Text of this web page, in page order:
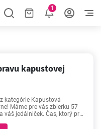
1
kapustovej
kategórie Kapustová
Máme pre vás zbierku 57
váš jedálniček. Čas, ktorý pri